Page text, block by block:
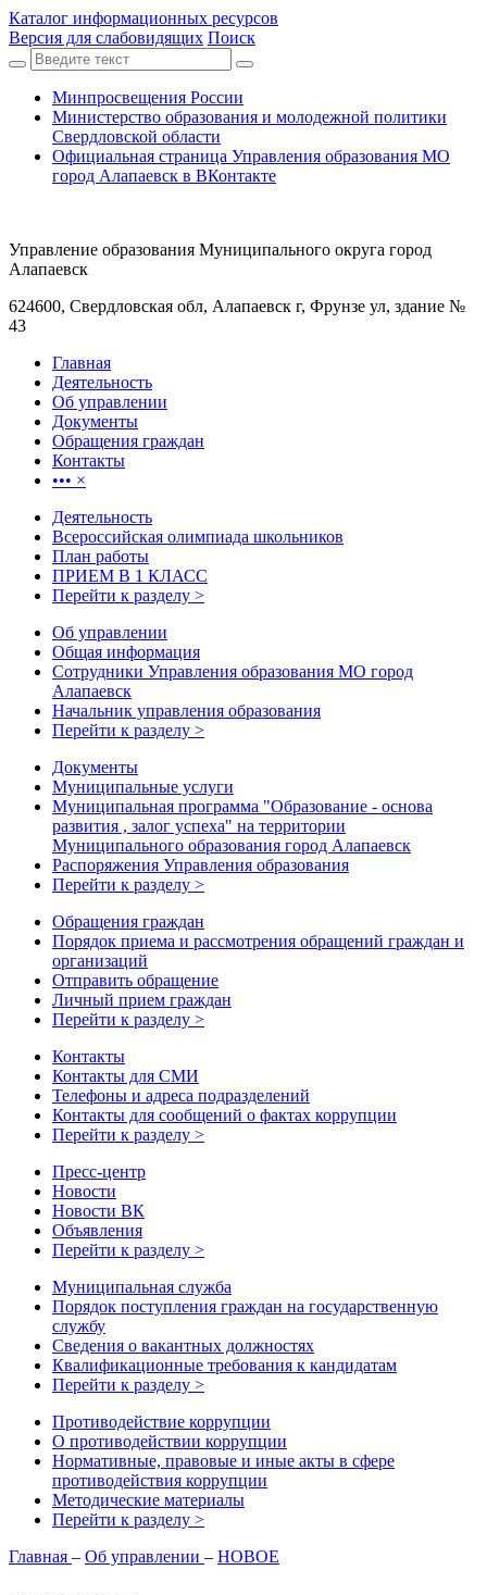
Каталог информационных ресурсов
Версия для слабовидящих Поиск
Минпросвещения России
Министерство образования и молодежной политики
Свердловской области
Официальная страница Управления образования МО
город Алапаевск в ВКонтакте
Управление образования Муниципального округа город
Алапаевск
624600, Свердловская обл, Алапаевск г, Фрунзе ул, здание №
43
Главная
Деятельность
Об управлении
Документы
Обращения граждан
Контакты
••• ×
Деятельность
Всероссийская олимпиада школьников
План работы
ПРИЕМ В 1 КЛАСС
Перейти к разделу >
Об управлении
Общая информация
Сотрудники Управления образования МО город
Алапаевск
Начальник управления образования
Перейти к разделу >
Документы
Муниципальные услуги
Муниципальная программа "Образование - основа
развития , залог успеха" на территории
Муниципального образования город Алапаевск
Распоряжения Управления образования
Перейти к разделу >
Обращения граждан
Порядок приема и рассмотрения обращений граждан и
организаций
Отправить обращение
Личный прием граждан
Перейти к разделу >
Контакты
Контакты для СМИ
Телефоны и адреса подразделений
Контакты для сообщений о фактах коррупции
Перейти к разделу >
Пресс-центр
Новости
Новости ВК
Объявления
Перейти к разделу >
Муниципальная служба
Порядок поступления граждан на государственную
службу
Сведения о вакантных должностях
Квалификационные требования к кандидатам
Перейти к разделу >
Противодействие коррупции
О противодействии коррупции
Нормативные, правовые и иные акты в сфере
противодействия коррупции
Методические материалы
Перейти к разделу >
Главная – Об управлении – НОВОЕ